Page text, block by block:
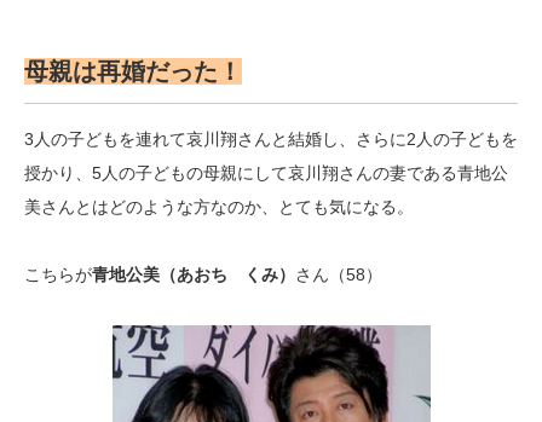
母親は再婚だった！
3人の子どもを連れて哀川翔さんと結婚し、さらに2人の子どもを
授かり、5人の子どもの母親にして哀川翔さんの妻である青地公
美さんとはどのような方なのか、とても気になる。
こちらが青地公美（あおち くみ） さん（58）